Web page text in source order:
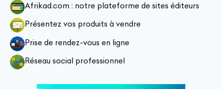
Afrikad.com : notre plateforme de sites éditeurs
Présentez vos produits à vendre
Prise de rendez-vous en ligne
Réseau social professionnel